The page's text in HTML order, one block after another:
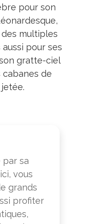
pour son
multiples
pour ses
gratte-ciel
de
sa
vous
grands
profiter